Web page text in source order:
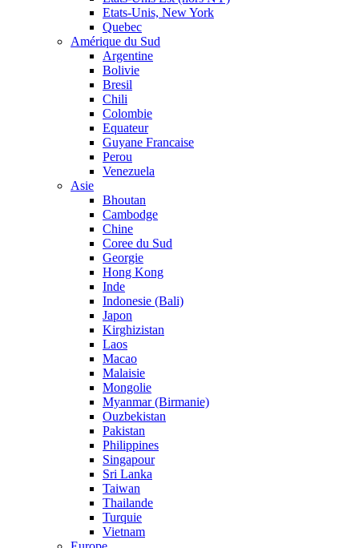
Etats-Unis, New York
Quebec
Amérique du Sud
Argentine
Bolivie
Bresil
Chili
Colombie
Equateur
Guyane Francaise
Perou
Venezuela
Asie
Bhoutan
Cambodge
Chine
Coree du Sud
Georgie
Hong Kong
Inde
Indonesie (Bali)
Japon
Kirghizistan
Laos
Macao
Malaisie
Mongolie
Myanmar (Birmanie)
Ouzbekistan
Pakistan
Philippines
Singapour
Sri Lanka
Taiwan
Thailande
Turquie
Vietnam